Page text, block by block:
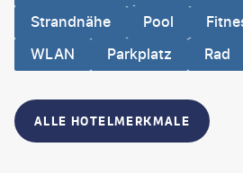
Strandnähe
Pool
WLAN
Parkplatz Rad
ALLE HOTELMERKMALE